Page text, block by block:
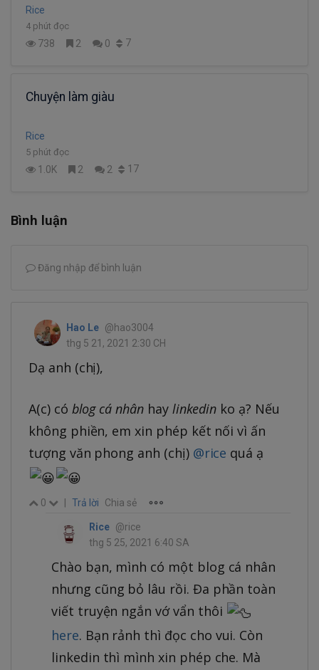
Rice
4 phút đọc
738 2 0 7
Chuyện làm giàu
Rice
5 phút đọc
1.0K 2 2 17
Bình luận
Đăng nhập để bình luận
Hao Le @hao3004
thg 5 21, 2021 2:30 CH
Dạ anh (chị),
A(c) có blog cá nhânhay linkedin ko ạ? Nếu
không phiền, em xin phép kết nối vì ấn
tượng văn phong anh (chị) @rice quá ạ
0 Trả lời Chia sẻ
Rice @rice
thg 5 25, 2021 6:40 SA
Chào bạn, mình có một blog cá nhân
nhưng cũng bỏ lâu rồi. Đa phần toàn
viết truyện ngắn vớ vẩn thôi
here. Bạn rảnh thì đọc cho vui. Còn
linkedin thì mình xin phép che. Mà